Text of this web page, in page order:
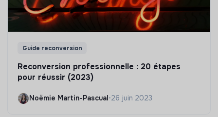
Guide reconversion
Reconversion professionnelle : 20 étapes
pour réussir (2023)
Noëmie Martin-Pascual •26 juin 2023